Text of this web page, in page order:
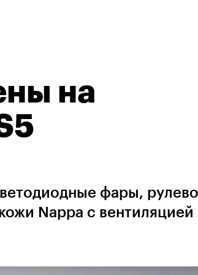
на
фары,
Nappa с вентиляцией